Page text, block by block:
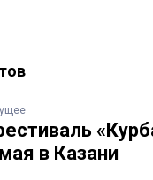
в Казани